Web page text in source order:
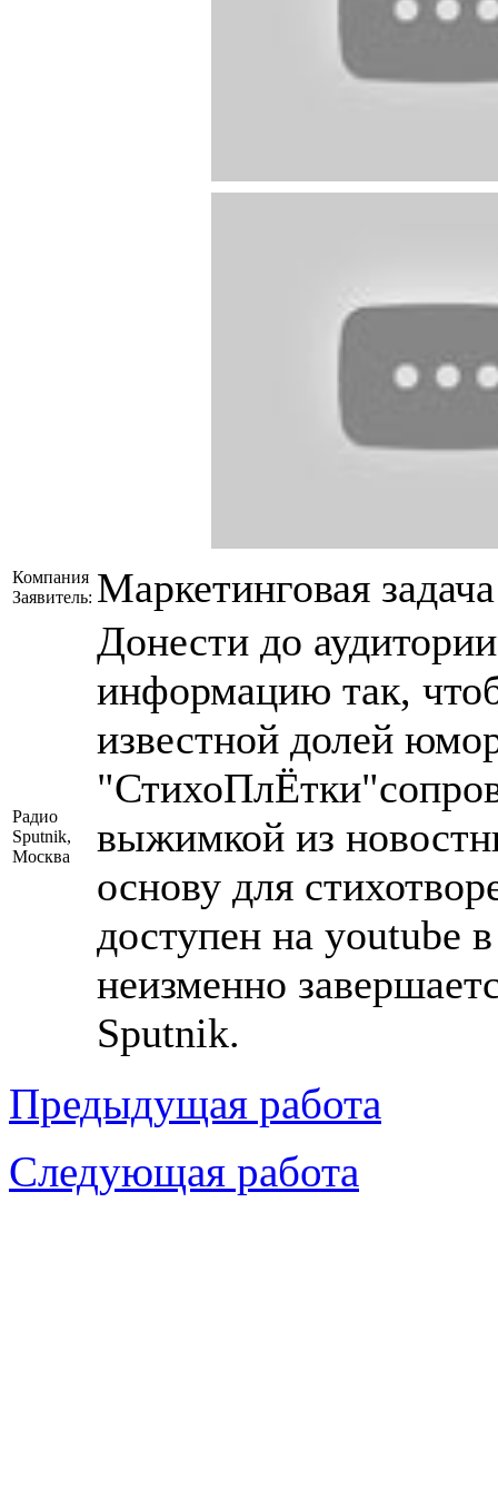
Компания
Заявитель: Маркетинговая задача
Радио
Sputnik,
Москва
Донести до
информацию так,
известной долей
выжимкой из
основу для
доступен на youtube
неизменно
Sputnik.
Предыдущая работа
Следующая работа